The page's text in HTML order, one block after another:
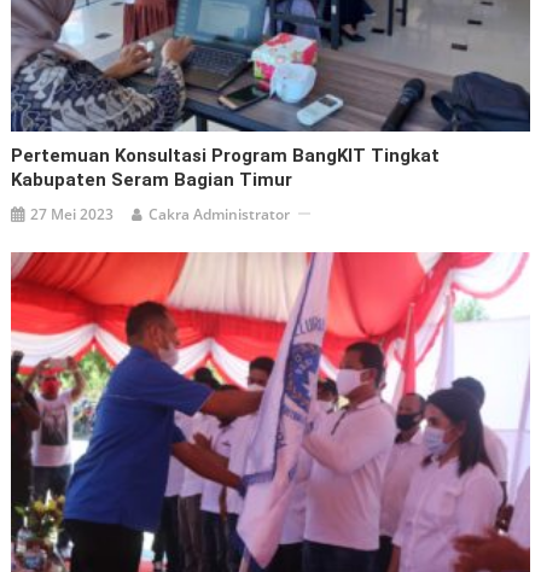
Pertemuan Konsultasi Program BangKIT Tingkat
Kabupaten Seram Bagian Timur
27 Mei 2023 Cakra Administrator